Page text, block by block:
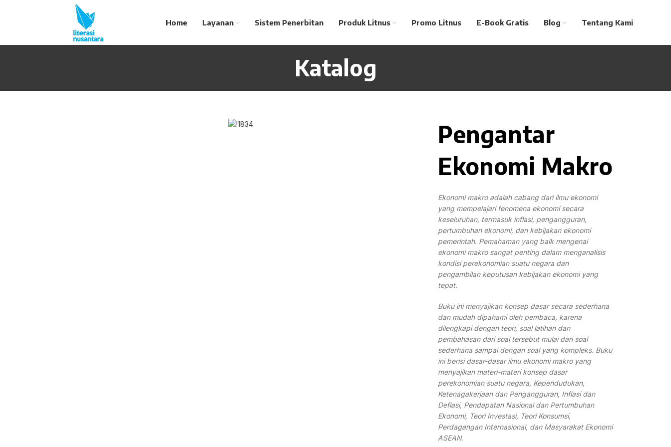
Home Layanan Sistem Penerbitan Produk Litnus Promo Litnus E-Book Gratis Blog Tentang Kami
Katalog
Pengantar
Ekonomi Makro
Ekonomi makro adalah cabang dari ilmu ekonomi
yang mempelajari fenomena ekonomi secara
keseluruhan, termasuk inflasi, pengangguran,
pertumbuhan ekonomi, dan kebijakan ekonomi
pemerintah. Pemahaman yang baik mengenai
ekonomi makro sangat penting dalam menganalisis
kondisi perekonomian suatu negara dan
pengambilan keputusan kebijakan ekonomi yang
tepat.
Buku ini menyajikan konsep dasar secara sederhana
dan mudah dipahami oleh pembaca, karena
dilengkapi dengan teori, soal latihan dan
pembahasan dari soal tersebut mulai dari soal
sederhana sampai dengan soal yang kompleks. Buku
ini berisi dasar-dasar ilmu ekonomi makro yang
menyajikan materi-materi konsep dasar
perekonomian suatu negara, Kependudukan,
Ketenagakerjaan dan Pengangguran, Inflasi dan
Deflasi, Pendapatan Nasional dan Pertumbuhan
Ekonomi, Teori Investasi, Teori Konsumsi,
Perdagangan Internasional, dan Masyarakat Ekonomi
ASEAN.